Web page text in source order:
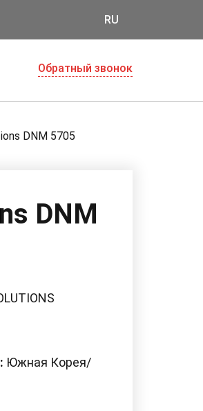
RU
Обратный звонок
DNM 5705
DNM
Южная Корея/